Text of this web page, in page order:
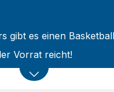
gibt es einen
Vorrat reicht!